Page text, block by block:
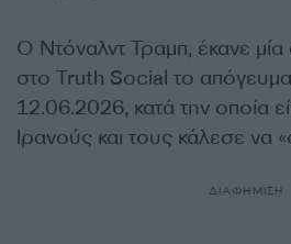
Ο Ντόναλντ Τραμπ, έκανε
στο Truth Social το
12.06.2026, κατά την οποία
Ιρανούς και τους κάλεσε να
ΔΙΑΦΗΜΙΣΗ